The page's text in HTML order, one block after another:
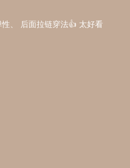
、 后面拉链穿法👍 太好看